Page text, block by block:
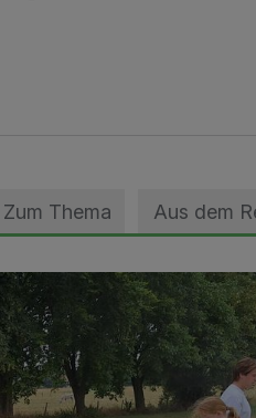
Zum Thema Aus dem
geebnet